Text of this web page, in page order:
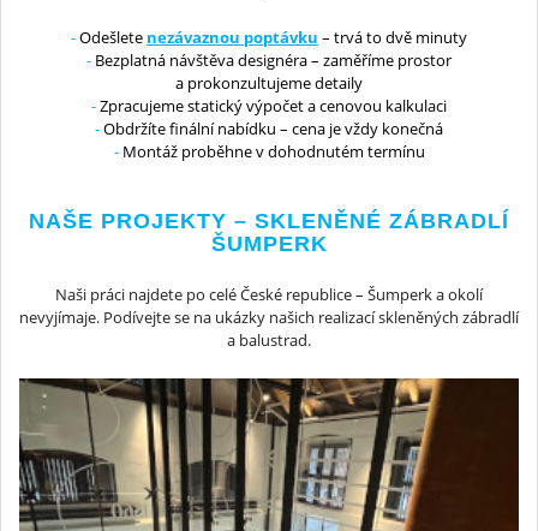
Odešlete nezávaznou poptávku – trvá to dvě minuty
Bezplatná návštěva designéra – zaměříme prostor
a prokonzultujeme detaily
Zpracujeme statický výpočet a cenovou kalkulaci
Obdržíte finální nabídku – cena je vždy konečná
Montáž proběhne v dohodnutém termínu
NAŠE PROJEKTY – SKLENĚNÉ ZÁBRADLÍ
ŠUMPERK
Naši práci najdete po celé České republice – Šumperk a okolí
nevyjímaje. Podívejte se na ukázky našich realizací skleněných zábradlí
a balustrad.